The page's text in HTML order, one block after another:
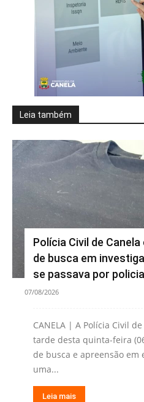
Leia também
Polícia Civil de
de busca em
se passava por policial
07/08/2026
CANELA | A Polícia Civil
tarde desta quinta-feira
de busca e apreensão em
uma...
Leia mais